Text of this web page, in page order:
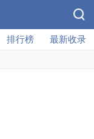
排行榜 最新收录